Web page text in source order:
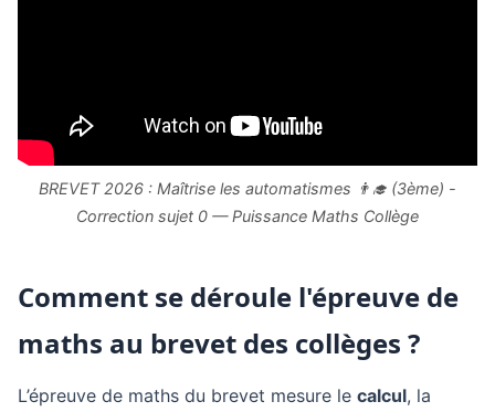
BREVET 2026 : Maîtrise les automatismes 👨‍🎓 (3ème) -
Correction sujet 0 — Puissance Maths Collège
Comment se déroule l'épreuve de
maths au brevet des collèges ?
L’épreuve de maths du brevet mesure le calcul, la